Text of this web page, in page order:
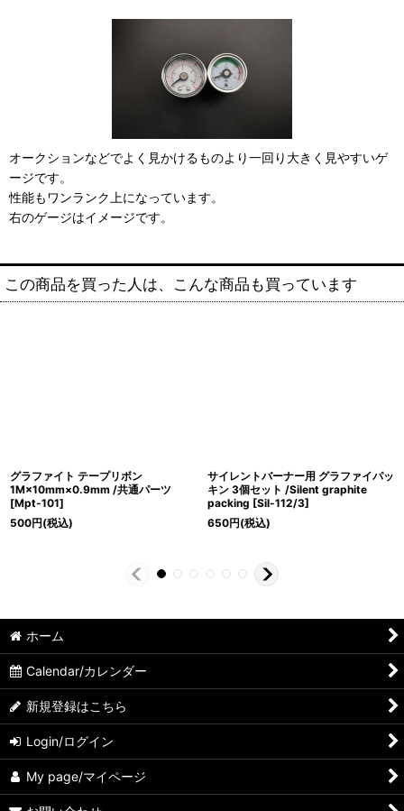
オークションなどでよく見かけるものより一回り大きく見やすいゲ
ージです。
性能もワンランク上になっています。
右のゲージはイメージです。
この商品を買った人は、こんな商品も買っています
グラファイト テープリボン
1M×10mm×0.9mm /共通パーツ
[Mpt-101]
500円(税込)
サイレントバーナー用 グラファイパッ
キン 3個セット /Silent graphite
packing [Sil-112/3]
650円(税込)
ホーム
Calendar/カレンダー
新規登録はこちら
Login/ログイン
My page/マイページ